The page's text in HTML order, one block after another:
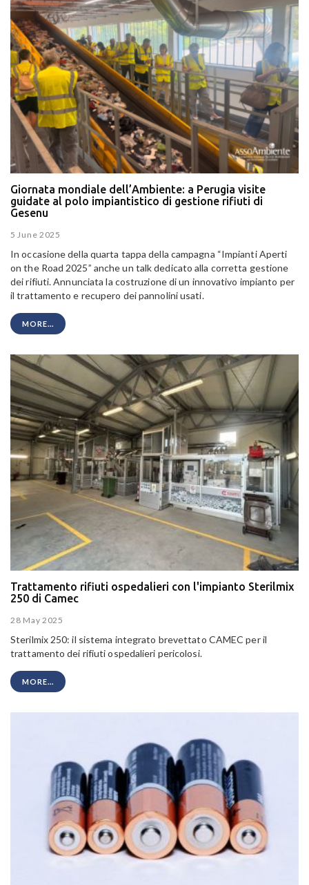
Giornata mondiale dell’Ambiente: a Perugia visite
guidate al polo impiantistico di gestione rifiuti di
Gesenu
5 June 2025
In occasione della quarta tappa della campagna “Impianti Aperti
on the Road 2025” anche un talk dedicato alla corretta gestione
dei rifiuti. Annunciata la costruzione di un innovativo impianto per
il trattamento e recupero dei pannolini usati.
MORE...
Trattamento rifiuti ospedalieri con l'impianto Sterilmix
250 di Camec
28 May 2025
Sterilmix 250: il sistema integrato brevettato CAMEC per il
trattamento dei rifiuti ospedalieri pericolosi.
MORE...